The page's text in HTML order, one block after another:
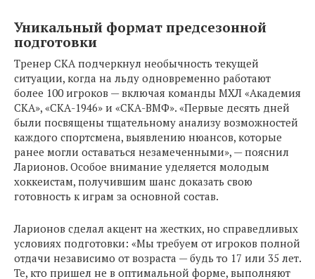
Уникальный формат предсезонной
подготовки
Тренер СКА подчеркнул необычность текущей
ситуации, когда на льду одновременно работают
более 100 игроков — включая команды МХЛ «Академия
СКА», «СКА-1946» и «СКА-ВМФ». «Первые десять дней
были посвящены тщательному анализу возможностей
каждого спортсмена, выявлению нюансов, которые
ранее могли оставаться незамеченными», — пояснил
Ларионов. Особое внимание уделяется молодым
хоккеистам, получившим шанс доказать свою
готовность к играм за основной состав.
Ларионов сделал акцент на жестких, но справедливых
условиях подготовки: «Мы требуем от игроков полной
отдачи независимо от возраста — будь то 17 или 35 лет.
Те, кто пришел не в оптимальной форме, выполняют